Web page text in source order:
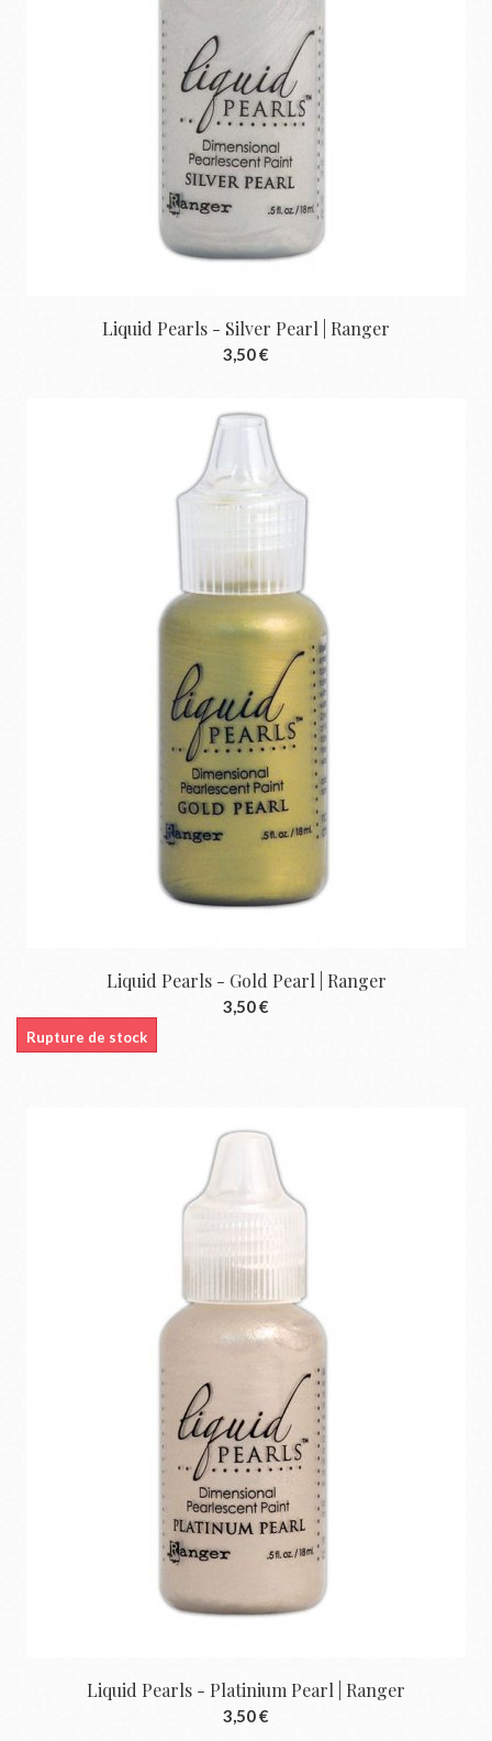
Liquid Pearls - Silver Pearl | Ranger
3,50 €
Liquid Pearls - Gold Pearl | Ranger
3,50 €
Rupture de stock
Liquid Pearls - Platinium Pearl | Ranger
3,50 €